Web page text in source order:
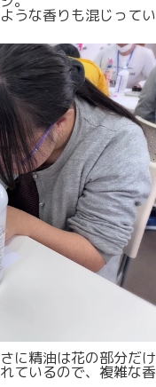
うな香りも混じってい
に精油は花の部分だけ
ているので、複雑な香